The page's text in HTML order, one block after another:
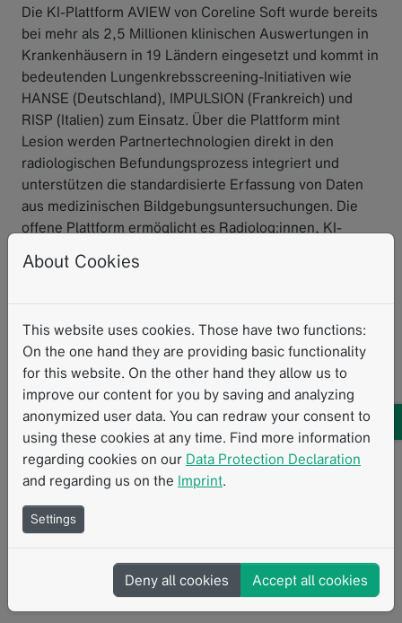
Die KI-Plattform AVIEW von Coreline Soft wurde bereits
bei mehr als 2,5 Millionen klinischen Auswertungen in
Krankenhäusern in 19 Ländern eingesetzt und kommt in
bedeutenden Lungenkrebsscreening-Initiativen wie
HANSE (Deutschland), IMPULSION (Frankreich) und
RISP (Italien) zum Einsatz. Über die Plattform mint
Lesion werden Partnertechnologien direkt in den
radiologischen Befundungsprozess integriert und
unterstützen die standardisierte Erfassung von Daten
aus medizinischen Bildgebungsuntersuchungen. Die
offene Plattform ermöglicht es Radiolog:innen, KI-
und Befunde gleichzeitig in strukturierter Form zu
Die Integration von AVIEW in mint Lesion wurde
entwickelt, um KI-detektierte Lungenrundherde in
strukturierte Befundungsworkflows einzubinden. Dies
unterstützt unter anderem Lung-RADS-Klassifikationen,
die Berechnung der Volumenverdopplungszeit (VDT)
sowie die Planung von Nachsorgeuntersuchungen.
Dadurch können manuelle Arbeitsschritte reduziert und
konsistente Prozesse in standortübergreifenden
werden.
Über Coreline Soft
About Cookies
This website uses cookies. Those have two functions:
On the one hand they are providing basic functionality
for this website. On the other hand they allow us to
improve our content for you by saving and analyzing
anonymized user data. You can redraw your consent to
using these cookies at any time. Find more information
regarding cookies on our Data Protection Declaration
and regarding us on the Imprint.
Settings
Deny all cookies Accept all cookies